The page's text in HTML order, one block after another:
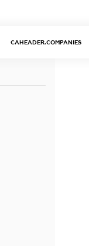
CAHEADER.COMPANIES